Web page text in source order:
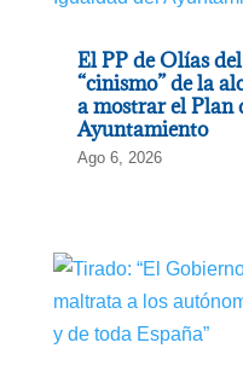
El PP de Olías
“cinismo” de la
a mostrar el Plan
Ayuntamiento
Ago 6, 2026